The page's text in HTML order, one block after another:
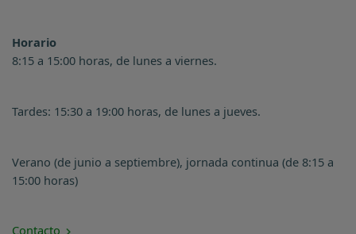
Horario
8:15 a 15:00 horas, de lunes a viernes.
Tardes: 15:30 a 19:00 horas, de lunes a jueves.
Verano (de junio a septiembre), jornada continua (de 8:15 a
15:00 horas)
Contacto